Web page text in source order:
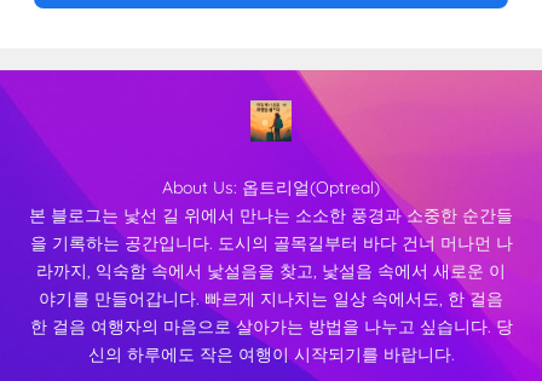
About Us: 옵트리얼(Optreal)
본 블로그는 낯선 길 위에서 만나는 소소한 풍경과 소중한 순간들
을 기록하는 공간입니다. 도시의 골목길부터 바다 건너 머나먼 나
라까지, 익숙함 속에서 낯설음을 찾고, 낯설음 속에서 새로운 이
야기를 만들어갑니다. 빠르게 지나치는 일상 속에서도, 한 걸음
한 걸음 여행자의 마음으로 살아가는 방법을 나누고 싶습니다. 당
신의 하루에도 작은 여행이 시작되기를 바랍니다.